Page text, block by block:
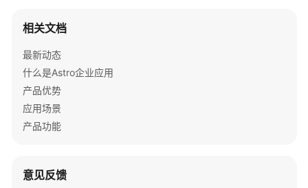
指
devspore-
swagger-
extension
使
南
相关文档
最新动态
什么是Astro企业应用
产品优势
应用场景
产品功能
意见反馈